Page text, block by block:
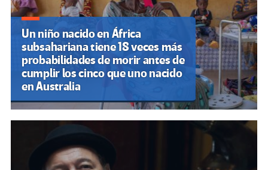
Un niño nacido en África
subsahariana tiene 18 veces más
probabilidades de morir antes de
cumplir los cinco que uno nacido
en Australia